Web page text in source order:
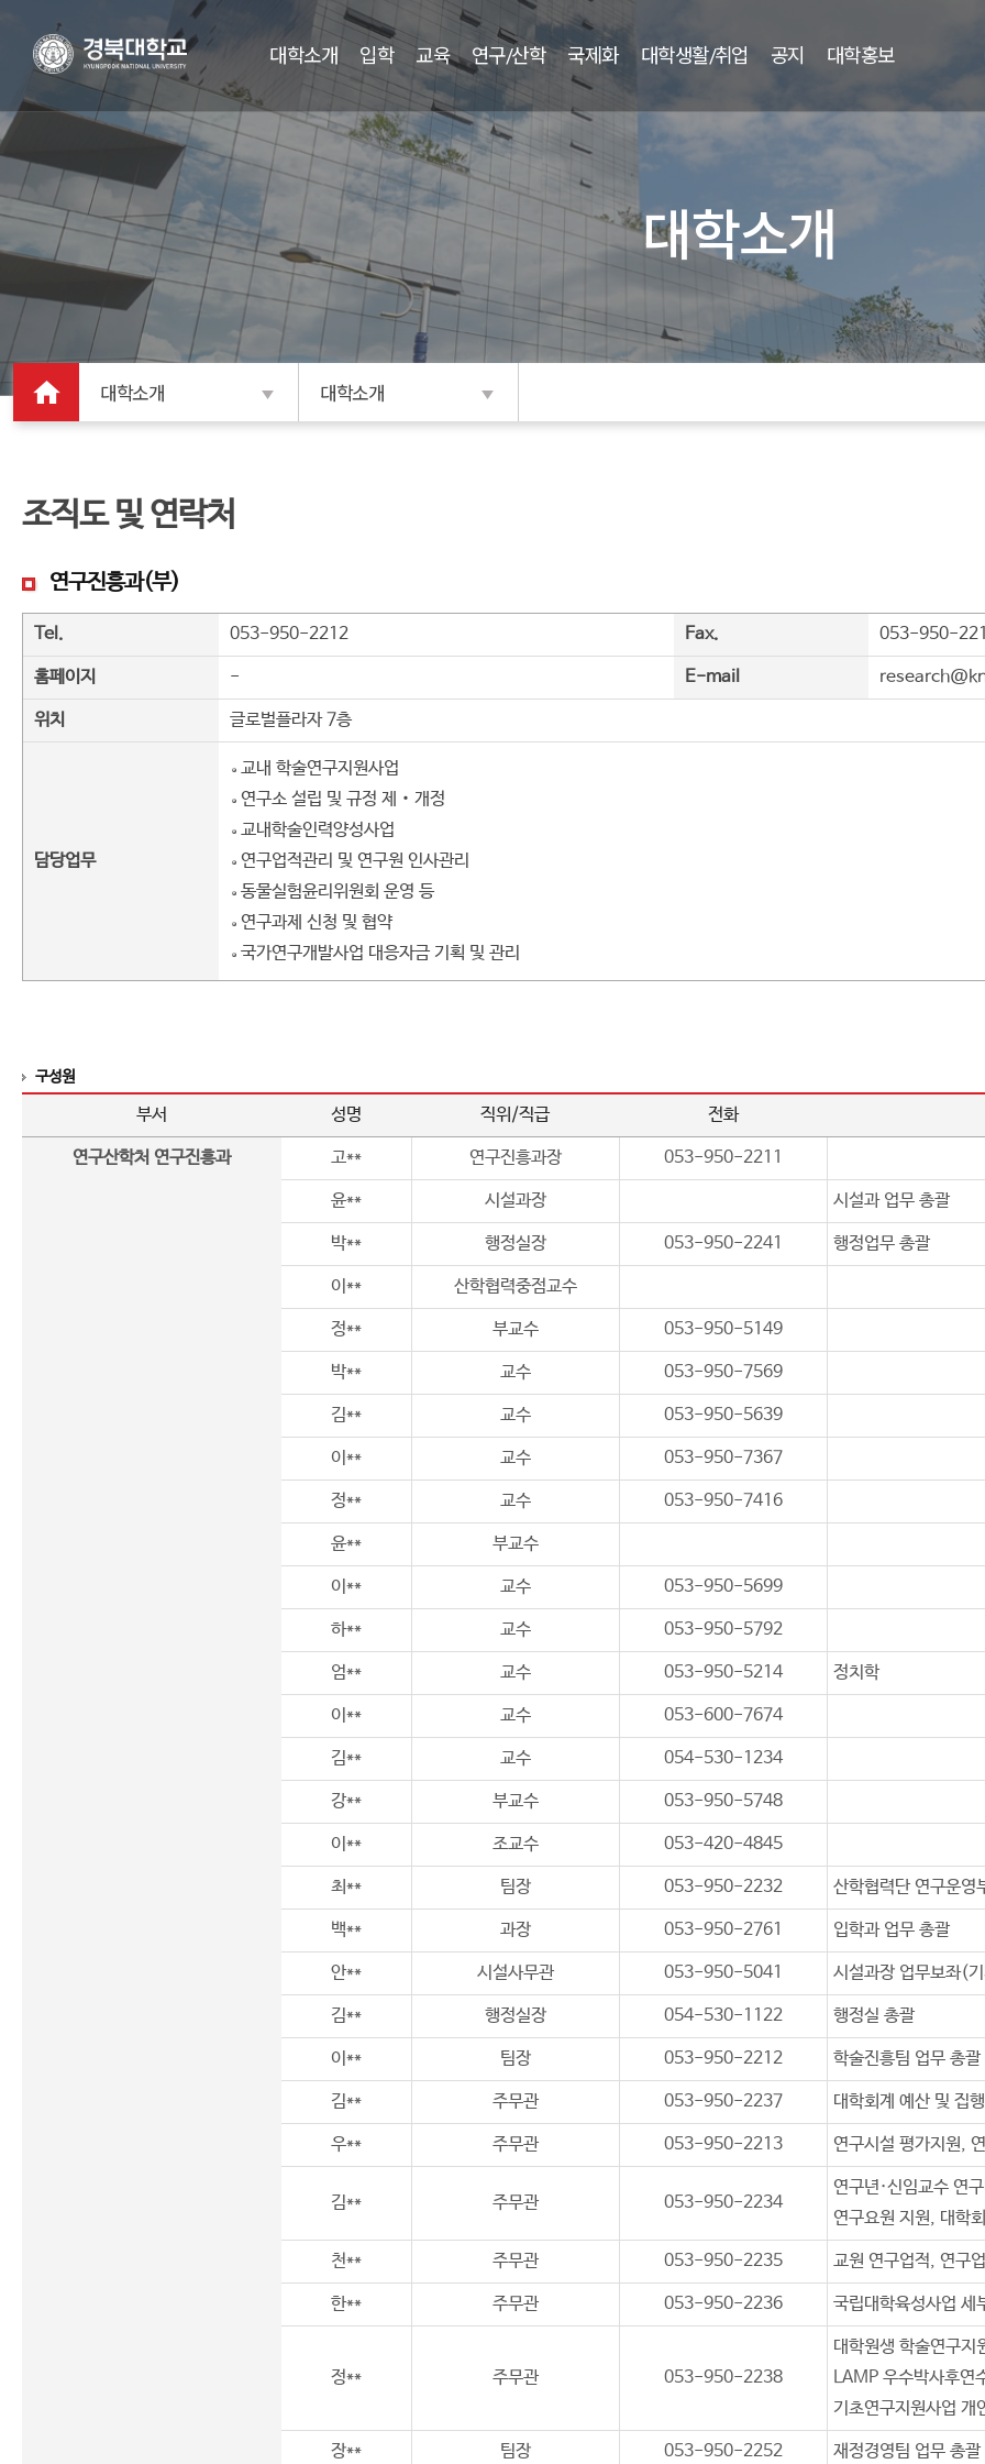
대학소개 입학 교육 연구/산학 국제화 대학생활/취업 공지 대학홍보
대학소개
대학소개 대학소개
조직도 및 연락처
연구진흥과(부)
Tel. 053-950-2212 Fax. 053-950-
홈페이지 - E-mail
위치 글로벌플라자 7층
담당업무
교내 학술연구지원사업
연구소 설립 및 규정 제‧개정
교내학술인력양성사업
연구업적관리 및 연구원 인사관리
동물실험윤리위원회 운영 등
연구과제 신청 및 협약
국가연구개발사업 대응자금 기획 및 관리
구성원
부서 성명 직위/직급 전화
연구산학처 연구진흥과 고** 연구진흥과장 053-950-2211
윤** 시설과장 시설과 업무 총괄
박** 행정실장 053-950-2241 행정업무 총괄
이** 산학협력중점교수
정** 부교수 053-950-5149
박** 교수 053-950-7569
김** 교수 053-950-5639
이** 교수 053-950-7367
정** 교수 053-950-7416
윤** 부교수
이** 교수 053-950-5699
하** 교수 053-950-5792
엄** 교수 053-950-5214 정치학
이** 교수 053-600-7674
김** 교수 054-530-1234
강** 부교수 053-950-5748
이** 조교수 053-420-4845
최** 팀장 053-950-2232 산학협력단 연구운영
백** 과장 053-950-2761 입학과 업무 총괄
안** 시설사무관 053-950-5041 시설과장 업무보좌(
김** 행정실장 054-530-1122 행정실 총괄
이** 팀장 053-950-2212 학술진흥팀 업무 총괄
김** 주무관 053-950-2237 대학회계 예산 및 집
우** 주무관 053-950-2213 연구시설 평가지원,
김** 주무관 053-950-2234
연구년·신임교수 연
연구요원 지원, 대학
천** 주무관 053-950-2235 교원 연구업적, 연구
한** 주무관 053-950-2236 국립대학육성사업 세
정** 주무관 053-950-2238
대학원생 학술연구
LAMP 우수박사후연
기초연구지원사업 개
장** 팀장 053-950-2252 재정경영팀 업무 총괄